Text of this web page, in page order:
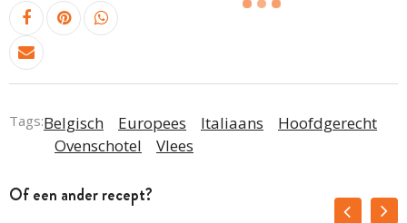
Tags:Belgisch Europees Italiaans
Hoofdgerecht
Ovenschotel
Vlees
Of een ander recept?